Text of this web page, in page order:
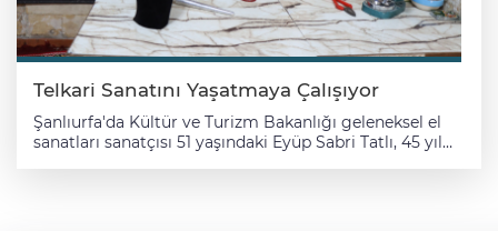
Telkari Sanatını Yaşatmaya Çalışıyor
Şanlıurfa'da Kültür ve Turizm Bakanlığı geleneksel el
sanatları sanatçısı 51 yaşındaki Eyüp Sabri Tatlı, 45 yıl